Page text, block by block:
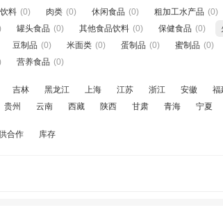
料 (0) 肉类 (0) 休闲食品 (0) 粗加工水产品 (0)
罐头食品 (0) 其他食品饮料 (0) 保健食品 (0)
豆制品 (0) 米面类 (0) 蛋制品 (0) 蜜制品 (0)
营养食品 (0)
吉林 黑龙江 上海 江苏 浙江 安徽 福
贵州
云南 西藏 陕西 甘肃 青海 宁夏
合作 库存